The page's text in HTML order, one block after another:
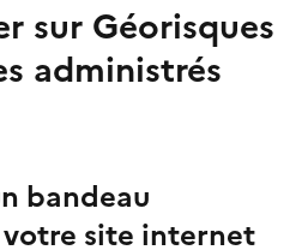
sur Géorisques
administrés
bandeau
votre site internet